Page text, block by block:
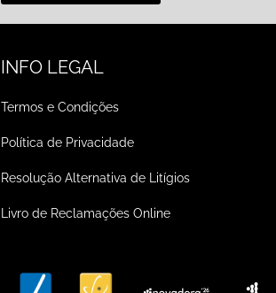
INFO LEGAL
Termos e Condições
Política de Privacidade
Resolução Alternativa de Litígios
Livro de Reclamações Online